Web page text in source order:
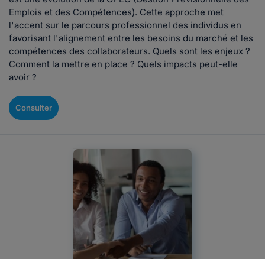
Emplois et des Compétences). Cette approche met
l'accent sur le parcours professionnel des individus en
favorisant l'alignement entre les besoins du marché et les
compétences des collaborateurs. Quels sont les enjeux ?
Comment la mettre en place ? Quels impacts peut-elle
avoir ?
Consulter